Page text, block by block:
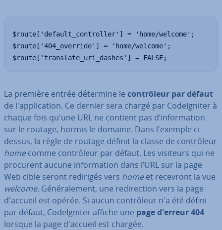
$route['default_controller'] = 'home/welcome';
$route['404_override'] = 'home/welcome';
$route['translate_uri_dashes'] = FALSE;
La première entrée détermine le con­trô­leur par défaut
de l'ap­pli­ca­tion. Ce dernier sera chargé par Co­deIg­ni­ter à
chaque fois qu'une URL ne contient pas d’in­for­ma­tion
sur le routage, hormis le domaine. Dans l'exemple ci-
dessus, la règle de routage définit la classe de con­trô­leur
homecomme con­trô­leur par défaut. Les visiteurs qui ne
procurent aucune in­for­ma­tion dans l’URL sur la page
Web cible seront redirigés vers homeet recevront la vue
welcome. Gé­né­ra­le­ment, une re­di­rec­tion vers la page
d'accueil est opérée. Si aucun con­trô­leur n'a été défini
par défaut, Co­deIg­ni­ter affiche une page d'erreur 404
lorsque la page d'accueil est chargée.